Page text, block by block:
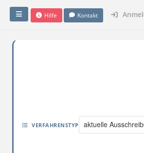
Hilfe Kontakt
VERFAHRENSTYP aktuelle